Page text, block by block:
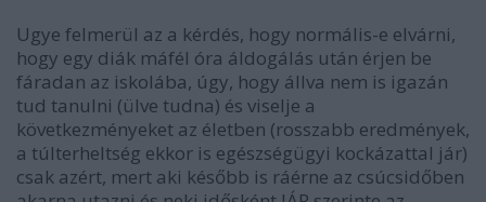
Ugye felmerül az a kérdés, hogy normális-e elvárni,
hogy egy diák máfél óra áldogálás után érjen be
fáradan az iskolába, úgy, hogy állva nem is igazán
tud tanulni (ülve tudna) és viselje a
következményeket az életben (rosszabb eredmények,
a túlterheltség ekkor is egészségügyi kockázattal jár)
csak azért, mert aki később is ráérne az csúcsidőben